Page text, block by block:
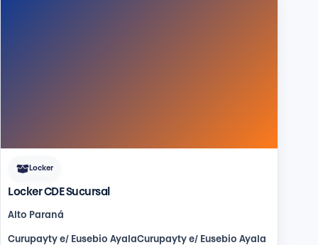
Locker
Locker CDE Sucursal
Alto Paraná
Curupayty e/ Eusebio AyalaCurupayty e/ Eusebio Ayala